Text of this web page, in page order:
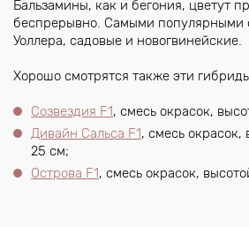
Бальзамины, как и бегония, цветут
беспрерывно. Самыми популярными
Уоллера, садовые и новогвинейские.
Хорошо смотрятся также эти
Созвездия F1, смесь окрасок,
Дивайн Сальса F1, смесь окрасок,
25 см;
Острова F1, смесь окрасок,